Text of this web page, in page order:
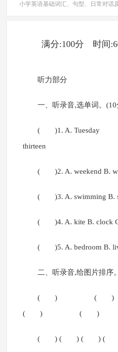
小学英语基础词汇、句型、日常对话
满分:100分 时
听力部分
一、听录音,选单词。(10
( )1. A. Tuesday
thirteen
( )2. A. weekend B.
( )3. A. swimming B.
( )4. A. kite B. clock
( )5. A. bedroom B.
二、听录音,给图片排序
( ) (
( ) ( )
( ) ( ) ( ) (